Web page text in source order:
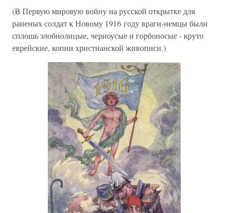
(В Первую мировую войну на русской открытке для
раненых солдат к Новому 1916 году враги-немцы были
сплошь злобнолицые, черноусые и горбоносые - круто
еврейские, копии христианской живописи.)